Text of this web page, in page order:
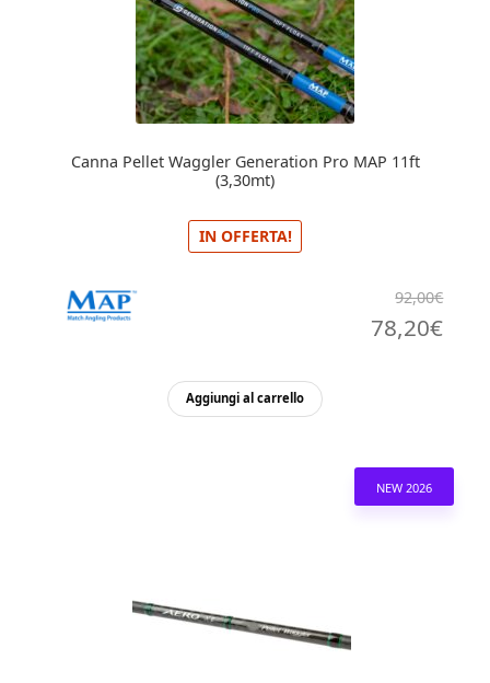
Canna Pellet Waggler Generation Pro MAP 11ft
(3,30mt)
IN OFFERTA!
92,00€
92,00€.
78,20€Il
Aggiungi al carrello
NEW 2026